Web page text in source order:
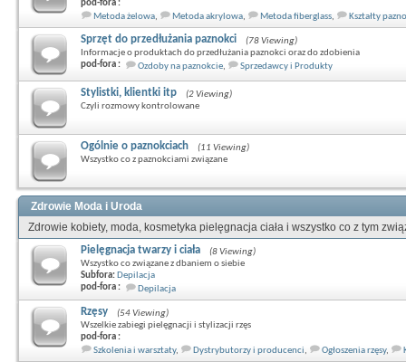
pod-fora :
Metoda żelowa, Metoda akrylowa, Metoda fiberglass, Kształty
Sprzęt do przedłużania paznokci
(78 Viewing)
Informacje o produktach do przedłużania paznokci oraz do zdobienia
pod-fora :
Ozdoby na paznokcie, Sprzedawcy i Produkty
Stylistki, klientki itp
(2 Viewing)
Czyli rozmowy kontrolowane
Ogólnie o paznokciach
(11 Viewing)
Wszystko co z paznokciami związane
Zdrowie Moda i Uroda
Zdrowie kobiety, moda, kosmetyka pielęgnacja ciała i wszystko co z tym
Pielęgnacja twarzy i ciała
(8 Viewing)
Wszystko co związane z dbaniem o siebie
Subfora: Depilacja
pod-fora :
Depilacja
Rzęsy
(54 Viewing)
Wszelkie zabiegi pielęgnacji i stylizacji rzęs
pod-fora :
Szkolenia i warsztaty, Dystrybutorzy i producenci, Ogłoszenia rzęsy,